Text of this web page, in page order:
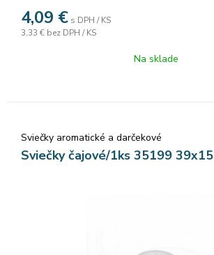
4,09 € s DPH / KS
3,33 € bez DPH / KS
Na sklade
Sviečky aromatické a darčekové
Sviečky čajové/1ks 35199 39x15